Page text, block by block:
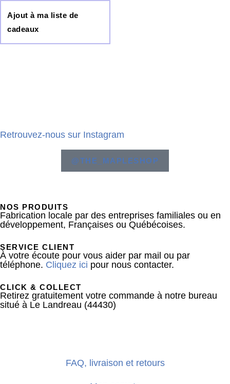
Ajout à ma liste de
cadeaux
Retrouvez-nous sur Instagram
@THE_MAPLESHOP
NOS PRODUITS
Fabrication locale par des entreprises familiales ou en
développement, Françaises ou Québécoises.
SERVICE CLIENT
À votre écoute pour vous aider par mail ou par
téléphone. Cliquez ici pour nous contacter.
CLICK & COLLECT
Retirez gratuitement votre commande à notre bureau
situé à Le Landreau (44430)
FAQ, livraison et retours